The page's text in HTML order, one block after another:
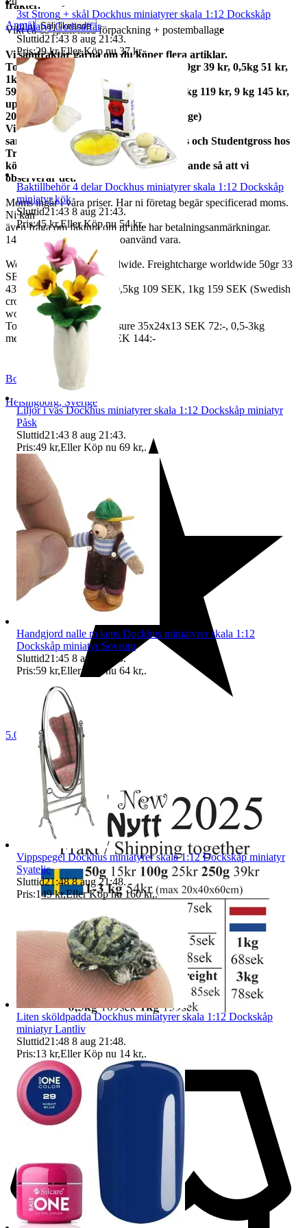
frakter.
Vikt ca 13 gram med förpackning + postemballage
Vi samfraktar gärna om du köper flera artiklar.
Total frakt: 50gr 15 kr, 100gr 25 kr, 250gr 39 kr, 0,5kg 51 kr,
1kg
59kr, 2kg 73 kr, 3kg 79 kr, 5kg 95 kr, 7kg 119 kr, 9 kg 145 kr,
upp till
20kg 159 kr (priserna gäller inom Sverige)
Vi
samfraktar med Fyndgross, Lampgross och Studentgross hos
Tradera. Om du
köper från mer än en skicka ett meddelande så att vi
observerar det.
Moms ingår i våra priser. Har ni företag begär specificerad moms.
Ni kan
även fråga om faktura om ni inte har betalningsanmärkningar.
14 dagars full returrätt vid oanvänd vara.
We also ship abroad worldwide. Freightcharge worldwide 50gr 33
SEK, 100 gr
43 SEK, 250gr 85 SEK, 0,5kg 109 SEK, 1kg 159 SEK (Swedish
crown
worldwide price freight)
To Denmark 0,5-3kg measure 35x24x13 SEK 72:-, 0,5-3kg
measure 40x40x140cm SEK 144:-
Anmäl Sälj liknande
BoutiqueNo9
Helsingborg, Sverige
5.0
3st Strong + skål Dockhus miniatyrer skala 1:12 Dockskåp
miniatyr Godisaffär
Sluttid21:43 8 aug 21:43.
Pris:29 kr,Eller Köp nu 37 kr,.
Baktillbehör 4 delar Dockhus miniatyrer skala 1:12 Dockskåp
miniatyr kök
Sluttid21:43 8 aug 21:43.
Pris:45 kr,Eller Köp nu 54 kr,.
Liljor i vas Dockhus miniatyrer skala 1:12 Dockskåp miniatyr
Påsk
Sluttid21:43 8 aug 21:43.
Pris:49 kr,Eller Köp nu 69 kr,.
Handgjord nalle m keps Dockhus miniatyrer skala 1:12
Dockskåp miniatyr Sovrum
Sluttid21:45 8 aug 21:45.
Pris:59 kr,Eller Köp nu 64 kr,.
Vippspegel Dockhus miniatyrer skala 1:12 Dockskåp miniatyr
Syatelje
Sluttid21:48 8 aug 21:48.
Pris:149 kr,Eller Köp nu 160 kr,.
Liten sköldpadda Dockhus miniatyrer skala 1:12 Dockskåp
miniatyr Lantliv
Sluttid21:48 8 aug 21:48.
Pris:13 kr,Eller Köp nu 14 kr,.